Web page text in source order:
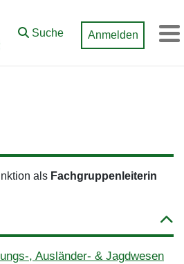
Suche Anmelden
als Fachgruppenleiterin
, Ausländer- & Jagdwesen